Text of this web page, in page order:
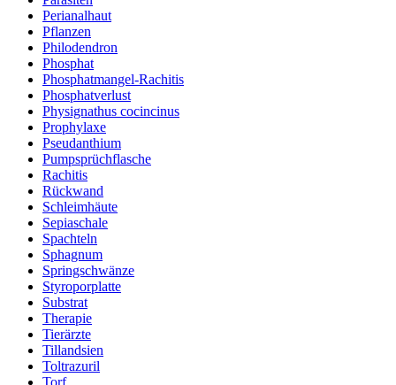
Perianalhaut
Pflanzen
Philodendron
Phosphat
Phosphatmangel-Rachitis
Phosphatverlust
Physignathus cocincinus
Prophylaxe
Pseudanthium
Pumpsprüchflasche
Rachitis
Rückwand
Schleimhäute
Sepiaschale
Spachteln
Sphagnum
Springschwänze
Styroporplatte
Substrat
Therapie
Tierärzte
Tillandsien
Toltrazuril